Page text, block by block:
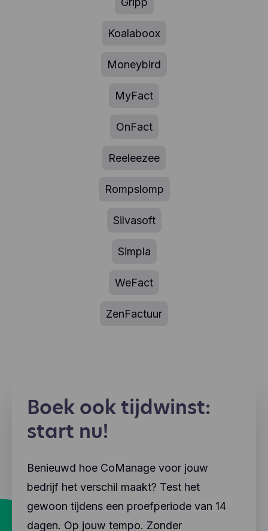
Koalaboox
Moneybird
MyFact
OnFact
Reeleezee
Rompslomp
Silvasoft
Simpla
WeFact
ZenFactuur
Boek ook tijdwinst:
start nu!
Benieuwd hoe CoManage voor jouw
bedrijf het verschil maakt? Test het
gewoon tijdens een proefperiode van 14
dagen. Op jouw tempo. Zonder